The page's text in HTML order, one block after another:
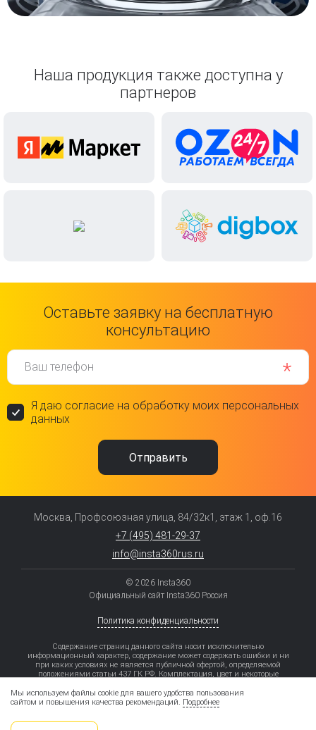
Наша продукция также доступна у
партнеров
Оставьте заявку на бесплатную
консультацию
Ваш телефон
Я даю согласие на обработку моих персональных
данных
© 2026 Insta360
Официальный сайт Insta360 Россия
Политика конфиденциальности
Москва, Профсоюзная улица, 84/32к1, этаж 1, оф.16
+7 (495) 481-29-37
info@insta360rus.ru
Содержание страниц данного сайта носит исключительно
информационный характер, содержание может содержать ошибки и ни
при каких условиях не является публичной офертой, определяемой
положениями статьи 437 ГК РФ. Комплектация, цвет и некоторые
Рассрочка – приобретение товара/услуги в кредит без увеличения затрат
(продавцом) скидки на товар/услугу.
Мы используем файлы cookie для вашего удобства пользования
сайтом и повышения качества рекомендаций. Подробнее